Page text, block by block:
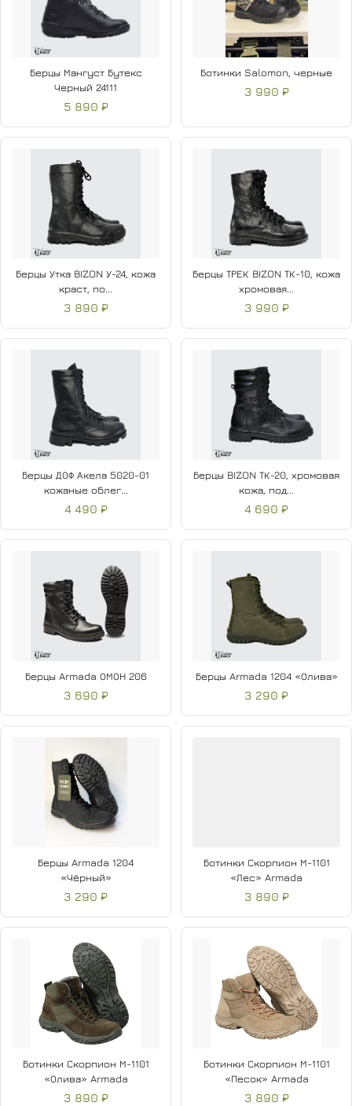
Берцы Мангуст Бутекс
Черный 24111
5 890 ₽
Ботинки Salomon, черные
3 990 ₽
Берцы Утка BIZON У-24, кожа
краст, по...
3 890 ₽
Берцы ТРЕК BIZON ТК-10, кожа
хромовая...
3 990 ₽
Берцы ДОФ Акела 5020-01
кожаные облег...
4 490 ₽
Берцы BIZON ТК-20, хромовая
кожа, под...
4 690 ₽
Берцы Armada ОМОН 206
3 690 ₽
Берцы Armada 1204 «Олива»
3 290 ₽
Берцы Armada 1204
«Чёрный»
3 290 ₽
Ботинки Скорпион М-1101
«Лес» Armada
3 890 ₽
Ботинки Скорпион М-1101
«Олива» Armada
3 890 ₽
Ботинки Скорпион М-1101
«Песок» Armada
3 890 ₽